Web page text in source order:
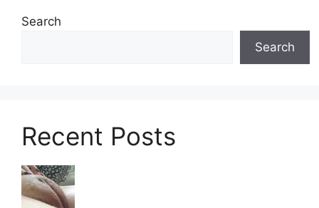
Search
Search
Recent Posts